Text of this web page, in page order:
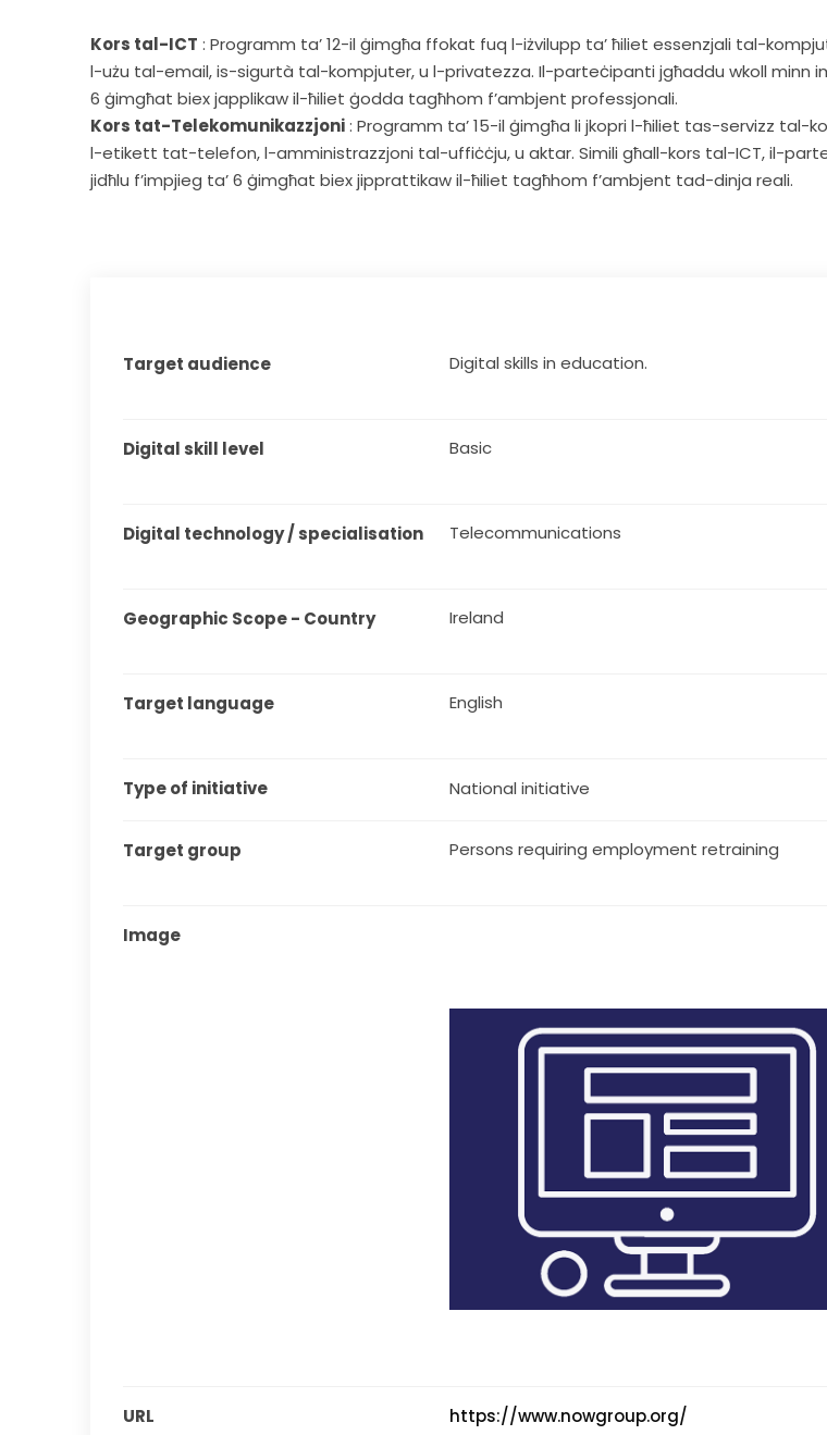
Kors tal-ICT : Programm ta’ 12-il ġimgħa ffokat fuq l-iżvilupp ta’ ħiliet essenzjali tal-
l-użu tal-email, is-sigurtà tal-kompjuter, u l-privatezza. Il-parteċipanti jgħaddu wkoll minn
6 ġimgħat biex japplikaw il-ħiliet ġodda tagħhom f’ambjent professjonali.
Kors tat-Telekomunikazzjoni: Programm ta’ 15-il ġimgħa li jkopri l-ħiliet tas-servizz tal-
l-etikett tat-telefon, l-amministrazzjoni tal-uffiċċju, u aktar. Simili għall-kors tal-ICT, il-
jidħlu f’impjieg ta’ 6 ġimgħat biex jipprattikaw il-ħiliet tagħhom f’ambjent tad-dinja reali.
Target audience Digital skills in education.
Digital skill level Basic
Digital technology / specialisation Telecommunications
Geographic Scope - Country Ireland
Target language English
Type of initiative National initiative
Target group Persons requiring employment retraining
Image
URL https://www.nowgroup.org/